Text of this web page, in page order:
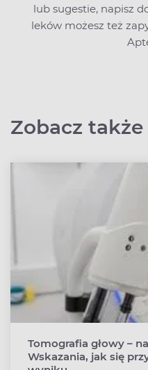
lub sugestie, napisz
leków możesz też
Zobacz także
Tomografia głowy –
Wskazania, jak się